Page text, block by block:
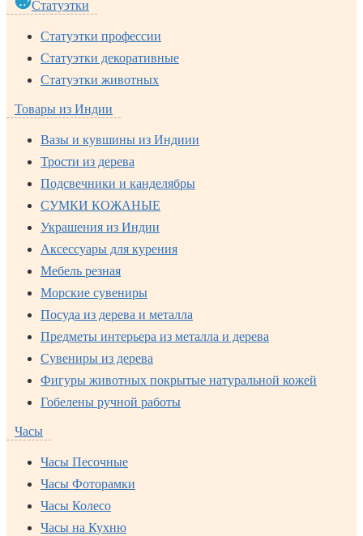
Статуэтки
Статуэтки профессии
Статуэтки декоративные
Статуэтки животных
Товары из Индии
Вазы и кувшины из Индиии
Трости из дерева
Подсвечники и канделябры
СУМКИ КОЖАНЫЕ
Украшения из Индии
Аксессуары для курения
Мебель резная
Морские сувениры
Посуда из дерева и металла
Предметы интерьера из металла и дерева
Сувениры из дерева
Фигуры животных покрытые натуральной кожей
Гобелены ручной работы
Часы
Часы Песочные
Часы Фоторамки
Часы Колесо
Часы на Кухню